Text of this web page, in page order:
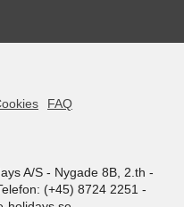
FAQ
A/S- Nygade 8B, 2.th -
(+45) 8724 2251 -